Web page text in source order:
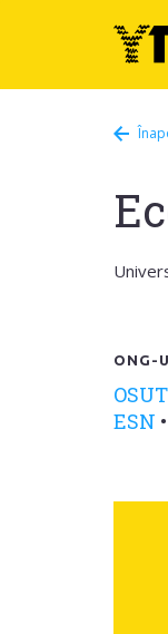
ONG-
OSUT
ESN •